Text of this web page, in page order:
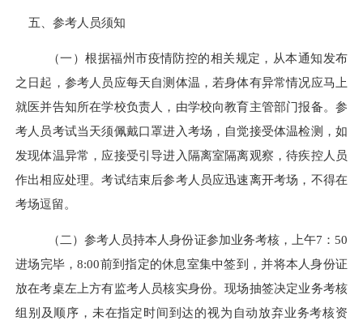
五、参考人员须知
（一）根据福州市疫情防控的相关规定，从本通知发布
之日起，参考人员应每天自测体温，若身体有异常情况应马上
就医并告知所在学校负责人，由学校向教育主管部门报备。参
考人员考试当天须佩戴口罩进入考场，自觉接受体温检测，如
发现体温异常，应接受引导进入隔离室隔离观察，待疾控人员
作出相应处理。考试结束后参考人员应迅速离开考场，不得在
考场逗留。
（二）参考人员持本人身份证参加业务考核，
上午7：50
进场完毕，8:00前到指定的休息室集中签到，并将本人身份证
放在考桌左上方有监考人员核实身份。现场抽签决定业务考核
组别及顺序，未在指定时间到达的视为自动放弃业务考核资